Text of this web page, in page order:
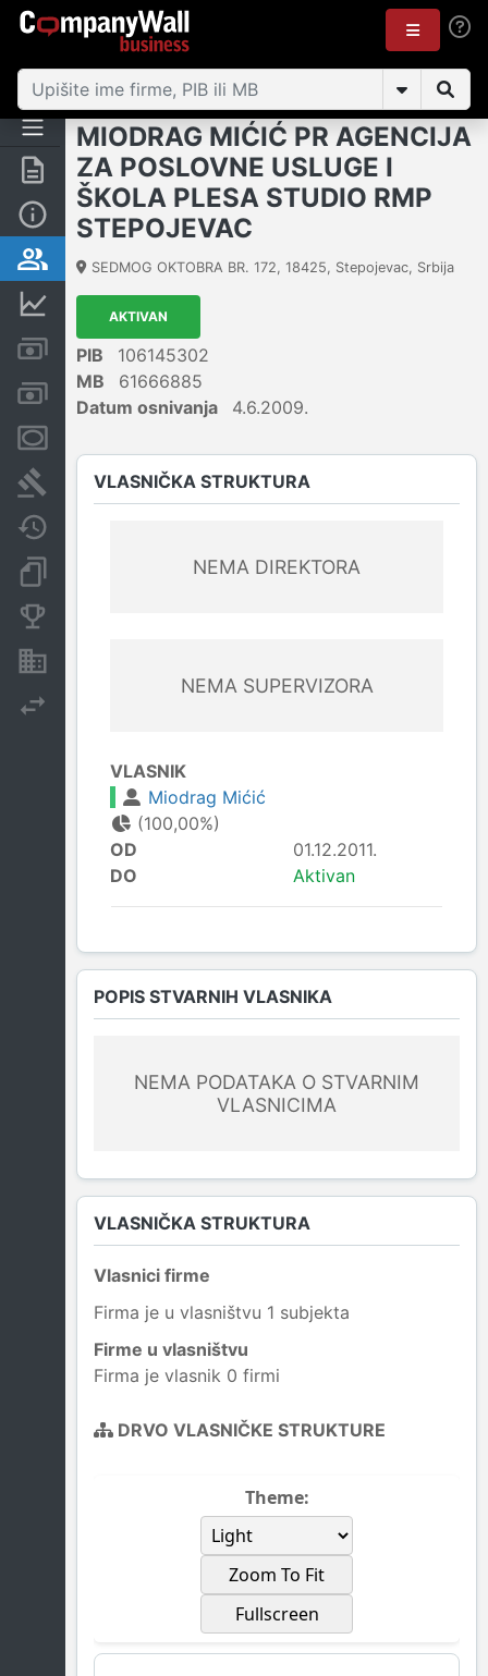
Rezime
Osnovni podaci
Vlasnička struktura
Finansijski podaci
Kreditni limit kompanije
Računi i blokade
Sudski sporovi
Dokumenti i objave
MIODRAG MIĆIĆ PR AGENCIJA
ZA POSLOVNE USLUGE I
ŠKOLA PLESA STUDIO RMP
STEPOJEVAC
SEDMOG OKTOBRA BR. 172, 18425, Stepojevac, Srbija
AKTIVAN
PIB
106145302
MB
61666885
Datum osnivanja
4.6.2009.
VLASNIČKA STRUKTURA
NEMA DIREKTORA
NEMA SUPERVIZORA
VLASNIK
Miodrag Mićić
(100,00%)
OD
01.12.2011.
DO
Aktivan
POPIS STVARNIH VLASNIKA
NEMA PODATAKA O STVARNIM
VLASNICIMA
VLASNIČKA STRUKTURA
Vlasnici firme
Firma je u vlasništvu 1 subjekta
Firme u vlasništvu
Firma je vlasnik 0 firmi
DRVO VLASNIČKE STRUKTURE
Theme:
Zoom To Fit
Fullscreen